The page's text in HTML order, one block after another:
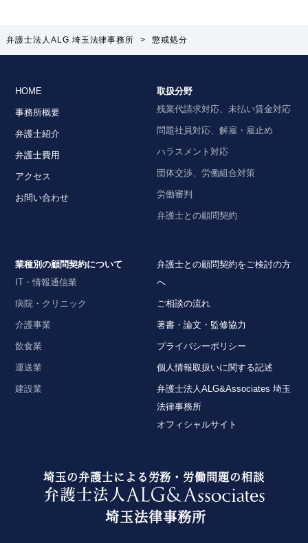
弁護士法人ALG 埼玉法律事務所 > 懲戒処分
HOME
事務所概要
弁護士紹介
弁護士費用
アクセス
お問い合わせ
取扱分野
残業代請求対応、未払い賃金対応
問題社員対応、解雇・雇止め
ハラスメント対応
団体交渉、労働組合対策
労働審判
弁護士との顧問契約
業種別の顧問契約について
IT・情報通信業
病院・クリニック
介護事業
飲食業
運送業
建設業
弁護士との顧問契約をご検討の方
へ
ご相談の流れ
著書・論文・監修協力
プライバシーポリシー
個人情報取扱いに関する記述
弁護士法人ALG&Associates 埼玉
法律事務所
オフィシャルサイト
埼玉の弁護士による労務・労働問題の相談
埼玉法律事務所